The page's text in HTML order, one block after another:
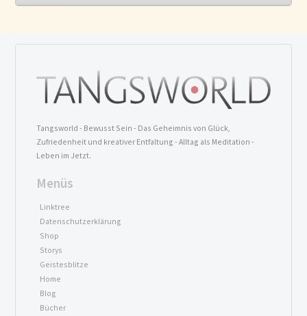
Tangsworld - Bewusst Sein - Das Geheimnis von Glück,
Zufriedenheit und kreativer Entfaltung - Alltag als Meditation -
Leben im Jetzt.
Menüs
Linktree
Datenschutzerklärung
Shop
Storys
Geistesblitze
Home
Blog
Bücher